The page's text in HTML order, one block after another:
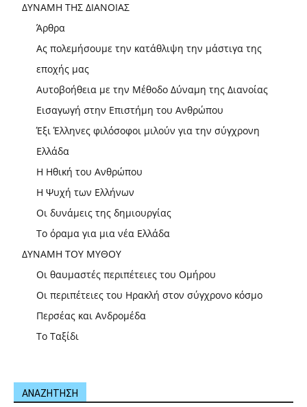
ΔΥΝΑΜΗ ΤΗΣ ΔΙΑΝΟΙΑΣ
Άρθρα
Ας πολεμήσουμε την κατάθλιψη την μάστιγα της
εποχής μας
Αυτοβοήθεια με την Μέθοδο Δύναμη της Διανοίας
Εισαγωγή στην Επιστήμη του Ανθρώπου
Έξι Έλληνες φιλόσοφοι μιλούν για την σύγχρονη
Ελλάδα
Η Ηθική του Ανθρώπου
Η Ψυχή των Ελλήνων
Οι δυνάμεις της δημιουργίας
Το όραμα για μια νέα Ελλάδα
ΔΥΝΑΜΗ ΤΟΥ ΜΥΘΟΥ
Οι θαυμαστές περιπέτειες του Ομήρου
Οι περιπέτειες του Ηρακλή στον σύγχρονο κόσμο
Περσέας και Ανδρομέδα
Το Ταξίδι
ΑΝΑΖΗΤΗΣΗ